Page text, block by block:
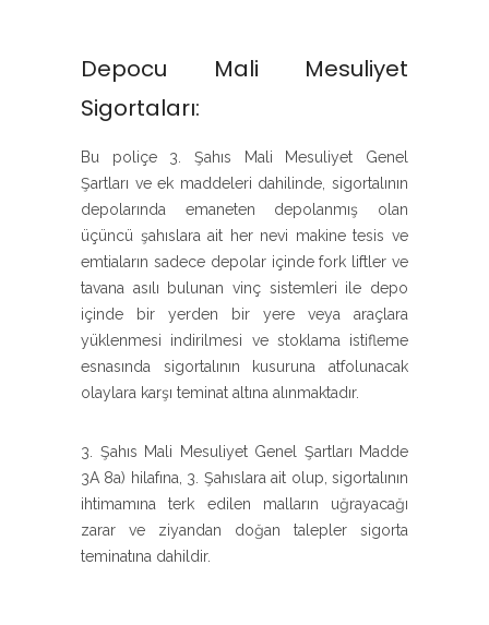
Depocu Mali Mesuliyet
Sigortaları:
Bu poliçe 3. Şahıs Mali Mesuliyet Genel
Şartları ve ek maddeleri dahilinde, sigortalının
depolarında emaneten depolanmış olan
üçüncü şahıslara ait her nevi makine tesis ve
emtiaların sadece depolar içinde fork liftler ve
tavana asılı bulunan vinç sistemleri ile depo
içinde bir yerden bir yere veya araçlara
yüklenmesi indirilmesi ve stoklama istifleme
esnasında sigortalının kusuruna atfolunacak
olaylara karşı teminat altına alınmaktadır.
3. Şahıs Mali Mesuliyet Genel Şartları Madde
3A 8a) hilafına, 3. Şahıslara ait olup, sigortalının
ihtimamına terk edilen malların uğrayacağı
zarar ve ziyandan doğan talepler sigorta
teminatına dahildir.